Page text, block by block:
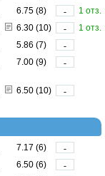
6.75 (8) -
1 отз.
6.30 (10) -
1 отз.
5.86 (7)
-
7.00 (9)
-
6.50 (10) -
7.17 (6)
-
6.50 (6)
-